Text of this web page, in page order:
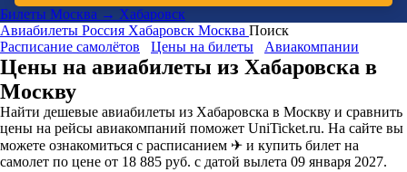
Билеты Москва → Хабаровск
Авиабилеты Россия Хабаровск Москва Поиск
Расписание самолётов
Цены на билеты Авиакомпании
Цены на авиабилеты из Хабаровска в
Москву
Найти дешевые авиабилеты из Хабаровска в Москву и сравнить
цены на рейсы авиакомпаний поможет UniTicket.ru. На сайте вы
можете ознакомиться с расписанием ✈ и купить билет на
самолет по цене от 18 885 руб. с датой вылета 09 января 2027.